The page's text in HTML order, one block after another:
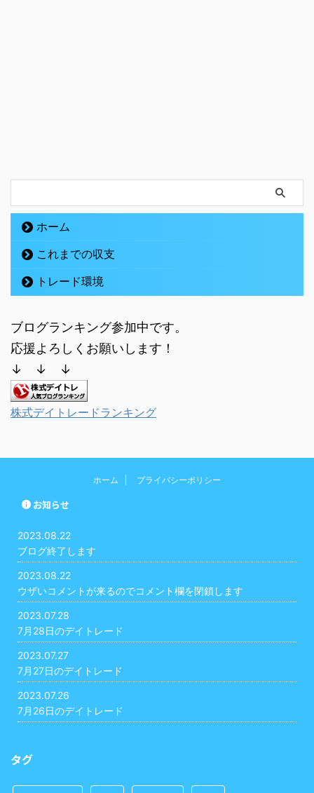
ホーム
これまでの収支
トレード環境
ブログランキング参加中です。
応援よろしくお願いします！
↓ ↓ ↓
株式デイトレードランキング
ホーム プライバシーポリシー
お知らせ
2023.08.22
ブログ終了します
2023.08.22
ウザいコメントが来るのでコメント欄を閉鎖します
2023.07.28
7月28日のデイトレード
2023.07.27
7月27日のデイトレード
2023.07.26
7月26日のデイトレード
タグ